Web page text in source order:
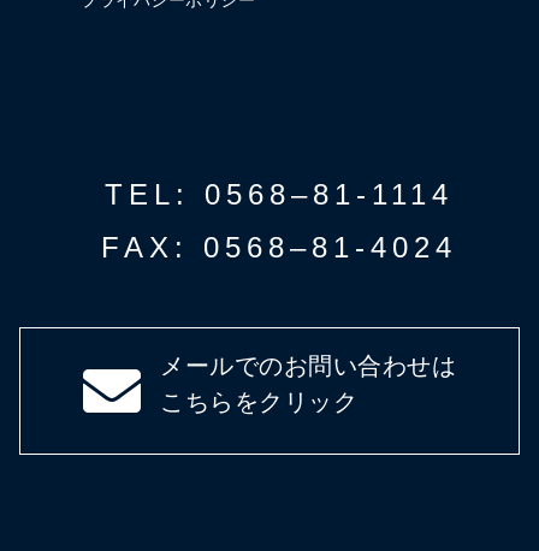
TEL: 0568–81-1114
FAX: 0568–81-4024
メールでのお問い合わせは
こちらをクリック